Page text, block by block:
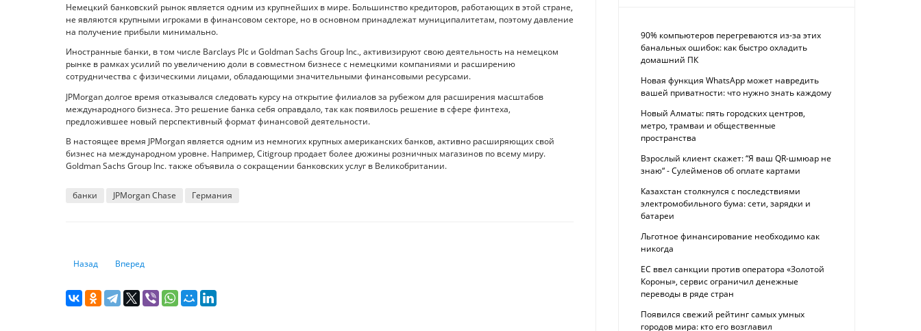
Немецкий банковский рынок является одним из крупнейших в мире. Большинство кредиторов, работающих в этой стране,
не являются крупными игроками в финансовом секторе, но в основном принадлежат муниципалитетам, поэтому давление
на получение прибыли минимально.
Иностранные банки, в том числе Barclays Plc и Goldman Sachs Group Inc., активизируют свою деятельность на немецком
рынке в рамках усилий по увеличению доли в совместном бизнесе с немецкими компаниями и расширению
сотрудничества с физическими лицами, обладающими значительными финансовыми ресурсами.
JPMorgan долгое время отказывался следовать курсу на открытие филиалов за рубежом для расширения масштабов
международного бизнеса. Это решение банка себя оправдало, так как появилось решение в сфере финтеха,
предложившее новый перспективный формат финансовой деятельности.
В настоящее время JPMorgan является одним из немногих крупных американских банков, активно расширяющих свой
бизнес на международном уровне. Например, Citigroup продает более дюжины розничных магазинов по всему миру.
Goldman Sachs Group Inc. также объявила о сокращении банковских услуг в Великобритании.
банки JPMorgan Chase Германия
Предыдущий: Нацбанк представил концепцию развития Open API и Open Banking
Назад Следующий: Первый зампред ЦБ назвала риски для финансовой стабильности России
Вперед
90% компьютеров перегреваются из-за этих
банальных ошибок: как быстро охладить
домашний ПК
Новая функция WhatsApp может навредить
вашей приватности: что нужно знать каждому
Новый Алматы: пять городских центров,
метро, трамваи и общественные
пространства
Взрослый клиент скажет: “Я ваш QR-шмюар не
знаю“ - Сулейменов об оплате картами
Казахстан столкнулся с последствиями
электромобильного бума: сети, зарядки и
батареи
Льготное финансирование необходимо как
никогда
ЕС ввел санкции против оператора «Золотой
Короны», сервис ограничил денежные
переводы в ряде стран
Появился свежий рейтинг самых умных
городов мира: кто его возглавил